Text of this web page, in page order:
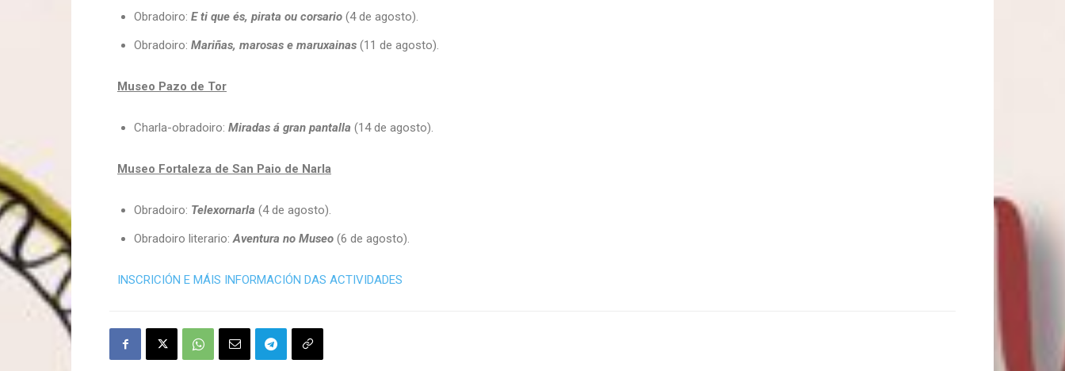
Obradoiro: E ti que és, pirata ou corsario (4 de agosto).
Obradoiro: Mariñas, marosas e maruxainas (11 de agosto).
Museo Pazo de Tor
Charla-obradoiro: Miradas á gran pantalla (14 de agosto).
Museo Fortaleza de San Paio de Narla
Obradoiro: Telexornarla (4 de agosto).
Obradoiro literario:Aventura no Museo (6 de agosto).
INSCRICIÓN E MÁIS INFORMACIÓN DAS ACTIVIDADES